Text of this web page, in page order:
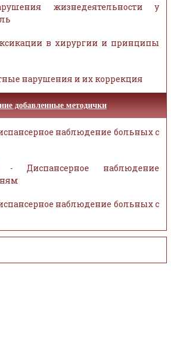
жизнедеятельности у
в хирургии и принципы
нарушения и их коррекция
добавленные методички
наблюдение больных с
Диспансерное наблюдение
наблюдение больных с